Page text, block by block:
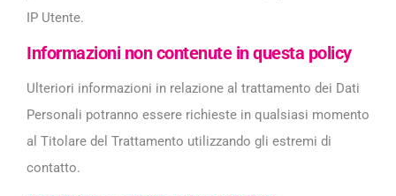
IP Utente.
Informazioni non contenute in questa policy
Ulteriori informazioni in relazione al trattamento dei Dati
Personali potranno essere richieste in qualsiasi momento
al Titolare del Trattamento utilizzando gli estremi di
contatto.